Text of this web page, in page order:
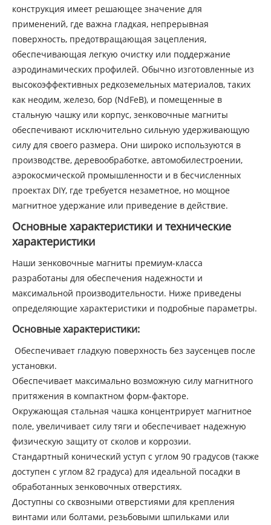
конструкция имеет решающее значение для
применений, где важна гладкая, непрерывная
поверхность, предотвращающая зацепления,
обеспечивающая легкую очистку или поддержание
аэродинамических профилей. Обычно изготовленные из
высокоэффективных редкоземельных материалов, таких
как неодим, железо, бор (NdFeB), и помещенные в
стальную чашку или корпус, зенковочные магниты
обеспечивают исключительно сильную удерживающую
силу для своего размера. Они широко используются в
производстве, деревообработке, автомобилестроении,
аэрокосмической промышленности и в бесчисленных
проектах DIY, где требуется незаметное, но мощное
магнитное удержание или приведение в действие.
Основные характеристики и технические
характеристики
Наши зенковочные магниты премиум-класса
разработаны для обеспечения надежности и
максимальной производительности. Ниже приведены
определяющие характеристики и подробные параметры.
Основные характеристики:
Обеспечивает гладкую поверхность без заусенцев после
установки.
Обеспечивает максимально возможную силу магнитного
притяжения в компактном форм-факторе.
Окружающая стальная чашка концентрирует магнитное
поле, увеличивает силу тяги и обеспечивает надежную
физическую защиту от сколов и коррозии.
Стандартный конический уступ с углом 90 градусов (также
доступен с углом 82 градуса) для идеальной посадки в
обработанных зенковочных отверстиях.
Доступны со сквозными отверстиями для крепления
винтами или болтами, резьбовыми шпильками или